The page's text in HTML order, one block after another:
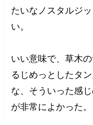
たいなノスタルジ
い。
いい意味で、草木
るじめっとしたタ
な、そういった感
が非常によかった。